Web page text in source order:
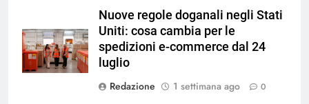
Nuove regole doganali negli Stati
Uniti: cosa cambia per le
spedizioni e-commerce dal 24
luglio
Redazione
1 settimana ago 0